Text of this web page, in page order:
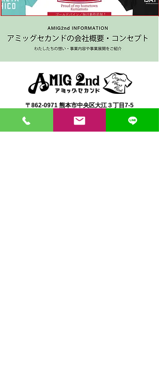
〒862-0971 熊本市中央区大江３丁目7-5
​Phone
096-342-4418Fax
096-342-4880
登録番号 T7330001029726